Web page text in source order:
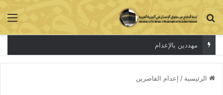
بحث عن
مهددين بالإعدام
الرئيسية / إعدام القاصرين